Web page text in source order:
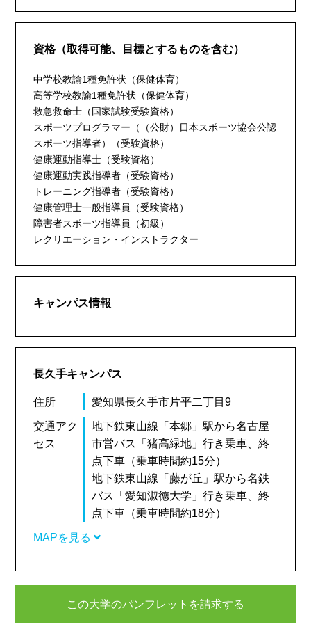
資格（取得可能、目標とするものを含む）
中学校教諭1種免許状（保健体育）
高等学校教諭1種免許状（保健体育）
救急救命士（国家試験受験資格）
スポーツプログラマー（（公財）日本スポーツ協会公認
スポーツ指導者）（受験資格）
健康運動指導士（受験資格）
健康運動実践指導者（受験資格）
トレーニング指導者（受験資格）
健康管理士一般指導員（受験資格）
障害者スポーツ指導員（初級）
レクリエーション・インストラクター
キャンパス情報
長久手キャンパス
住所 愛知県長久手市片平二丁目9
交通アク
セス
地下鉄東山線「本郷」駅から名古屋
市営バス「猪高緑地」行き乗車、終
点下車（乗車時間約15分）
地下鉄東山線「藤が丘」駅から名鉄
バス「愛知淑徳大学」行き乗車、終
点下車（乗車時間約18分）
MAPを見る
この大学のパンフレットを請求する